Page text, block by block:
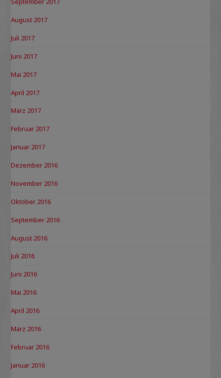
August 2017
Juli 2017
Juni 2017
Mai 2017
April 2017
März 2017
Februar 2017
Januar 2017
Dezember 2016
November 2016
Oktober 2016
September 2016
August 2016
Juli 2016
Juni 2016
Mai 2016
April 2016
März 2016
Februar 2016
Januar 2016